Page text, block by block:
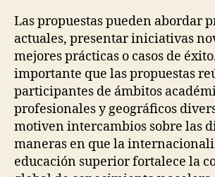
Las propuestas pueden abordar
actuales, presentar iniciativas
mejores prácticas o casos de
importante que las propuestas
participantes de ámbitos
profesionales y geográficos
motiven intercambios sobre las
maneras en que la
educación superior fortalece la